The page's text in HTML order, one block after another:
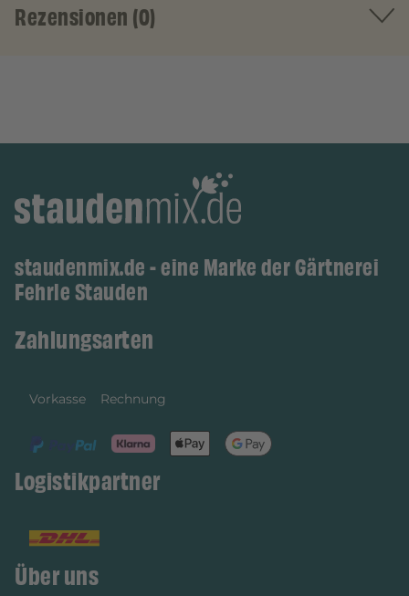
Rezensionen (0)
staudenmix.de - eine Marke der Gärtnerei
Fehrle Stauden
Zahlungsarten
Vorkasse Rechnung
Logistikpartner
Über uns